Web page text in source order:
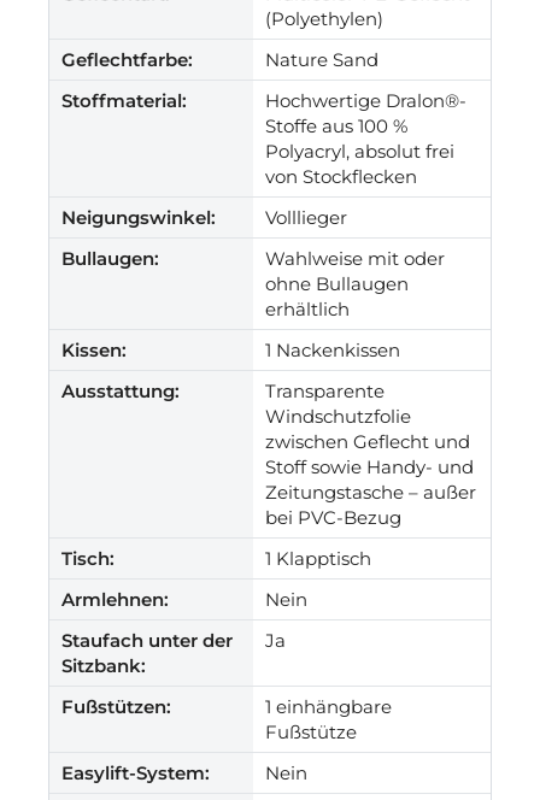
(Polyethylen)
Geflechtfarbe:
Nature Sand
Stoffmaterial:
Hochwertige Dralon®-
Stoffe aus 100 %
Polyacryl, absolut frei
von Stockflecken
Neigungswinkel:
Volllieger
Bullaugen:
Wahlweise mit oder
ohne Bullaugen
erhältlich
Kissen:
1 Nackenkissen
Ausstattung:
Transparente
Windschutzfolie
zwischen Geflecht und
Stoff sowie Handy- und
Zeitungstasche – außer
bei PVC-Bezug
Tisch:
1 Klapptisch
Armlehnen:
Nein
Staufach unter der
Sitzbank:
Ja
Fußstützen:
1 einhängbare
Fußstütze
Easylift-System:
Nein